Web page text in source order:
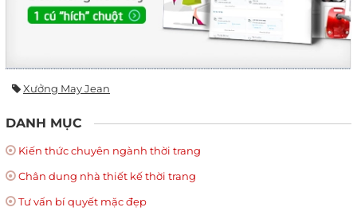
Xưởng May Jean
DANH MỤC
Kiến thức chuyên ngành thời trang
Chân dung nhà thiết kế thời trang
Tư vấn bí quyết mặc đẹp